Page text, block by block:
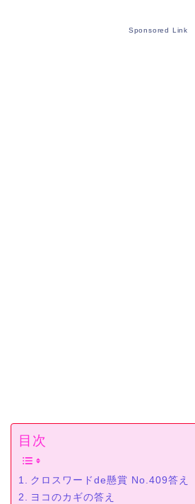
Sponsored Link
目次
クロスワードde懸賞 No.409答え
ヨコのカギの答え